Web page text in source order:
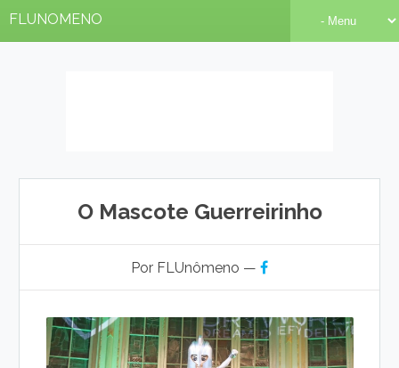
FLUNOMENO
O Mascote Guerreirinho
Por FLUnômeno —